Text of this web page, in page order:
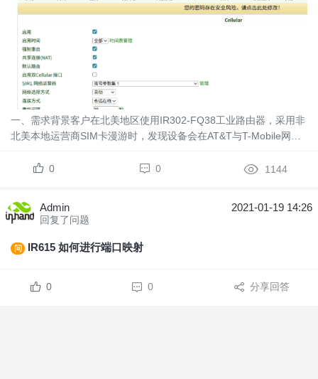
一、需求背景客户在北美地区使用IR302-FQ38工业路由器，采用非
北美本地运营商SIM卡漫游时，发现设备会在AT&T与T-Mobile网络
题，可通过锁定运营商或锁定频段的方...
0 0 1144
Admin
回复了问题
2021-01-19 14:26
问 IR615 如何进行端口映射
0 0 分享回答